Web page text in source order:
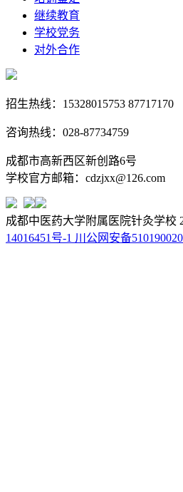
继续教育
学校党务
对外合作
招生热线：15328015753 87717170
咨询热线：028-87734759
成都市高新西区新创路6号
学校官方邮箱：cdzjxx@126.com
成都中医药大学附属医院针灸学校
14016451号-1 川公网安备